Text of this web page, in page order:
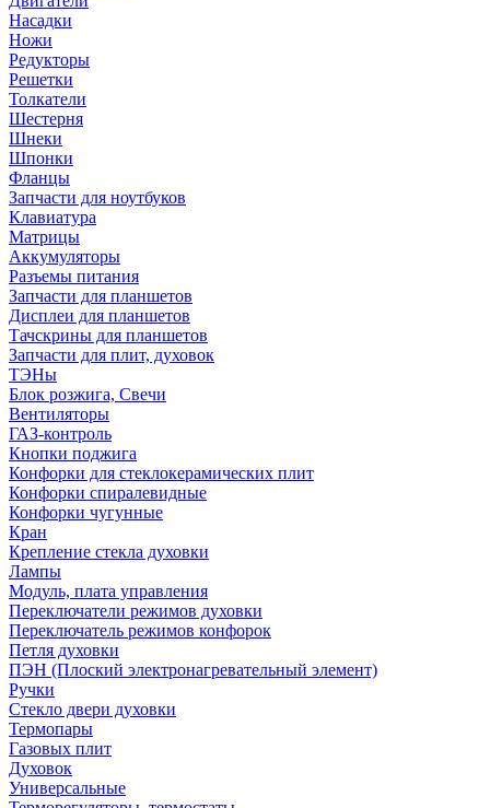
Насадки
Ножи
Редукторы
Решетки
Толкатели
Шестерня
Шнеки
Шпонки
Фланцы
Запчасти для ноутбуков
Клавиатура
Матрицы
Аккумуляторы
Разъемы питания
Запчасти для планшетов
Дисплеи для планшетов
Тачскрины для планшетов
Запчасти для плит, духовок
ТЭНы
Блок розжига, Свечи
Вентиляторы
ГАЗ-контроль
Кнопки поджига
Конфорки для стеклокерамических плит
Конфорки спиралевидные
Конфорки чугунные
Кран
Крепление стекла духовки
Лампы
Модуль, плата управления
Переключатели режимов духовки
Переключатель режимов конфорок
Петля духовки
ПЭН (Плоский электронагревательный элемент)
Ручки
Стекло двери духовки
Термопары
Газовых плит
Духовок
Универсальные